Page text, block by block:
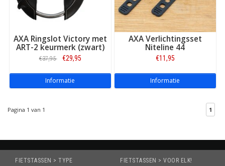
AXA Ringslot Victory met
ART-2 keurmerk (zwart)
€37,95 €29,95
Informatie
AXA Verlichtingsset
Niteline 44
€11,95
Informatie
Pagina 1 van 1 1
FIETSTASSEN > TYPE FIETSTASSEN > VOOR ELK!